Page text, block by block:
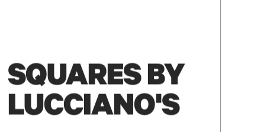
SQUARES BY
LUCCIANO'S